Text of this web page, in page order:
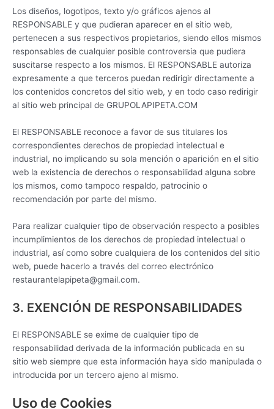
Los diseños, logotipos, texto y/o gráficos ajenos al
RESPONSABLE y que pudieran aparecer en el sitio web,
pertenecen a sus respectivos propietarios, siendo ellos mismos
responsables de cualquier posible controversia que pudiera
suscitarse respecto a los mismos. El RESPONSABLE autoriza
expresamente a que terceros puedan redirigir directamente a
los contenidos concretos del sitio web, y en todo caso redirigir
al sitio web principal de GRUPOLAPIPETA.COM
El RESPONSABLE reconoce a favor de sus titulares los
correspondientes derechos de propiedad intelectual e
industrial, no implicando su sola mención o aparición en el sitio
web la existencia de derechos o responsabilidad alguna sobre
los mismos, como tampoco respaldo, patrocinio o
recomendación por parte del mismo.
Para realizar cualquier tipo de observación respecto a posibles
incumplimientos de los derechos de propiedad intelectual o
industrial, así como sobre cualquiera de los contenidos del sitio
web, puede hacerlo a través del correo electrónico
restaurantelapipeta@gmail.com.
3. EXENCIÓN DE RESPONSABILIDADES
El RESPONSABLE se exime de cualquier tipo de
responsabilidad derivada de la información publicada en su
sitio web siempre que esta información haya sido manipulada o
introducida por un tercero ajeno al mismo.
Uso de Cookies